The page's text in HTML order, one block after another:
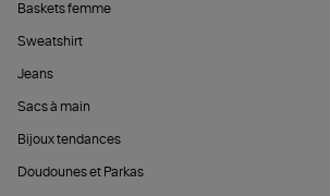
Baskets femme
Sweatshirt
Jeans
Sacs à main
Bijoux tendances
Doudounes et Parkas